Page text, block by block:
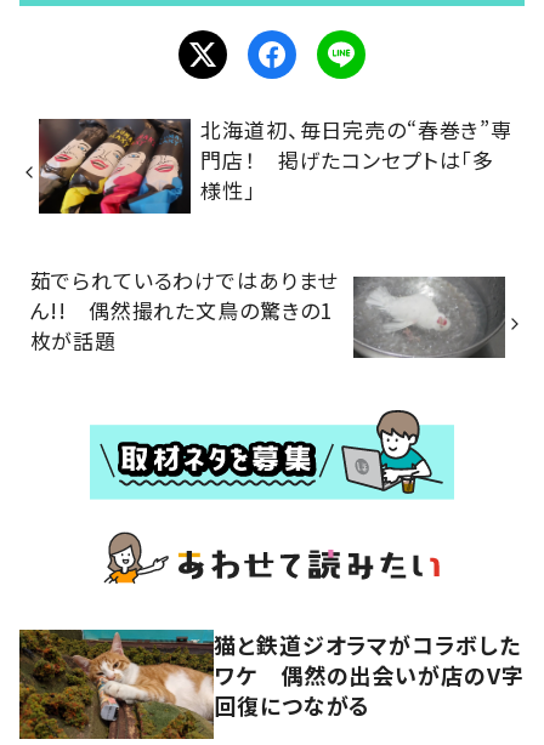
北海道初、毎日完売の“春巻き”専
門店！ 掲げたコンセプトは「多
様性」
茹でられているわけではありませ
ん!! 偶然撮れた文鳥の驚きの1
枚が話題
猫と鉄道ジオラマがコラボした
ワケ 偶然の出会いが店のV字
回復につながる